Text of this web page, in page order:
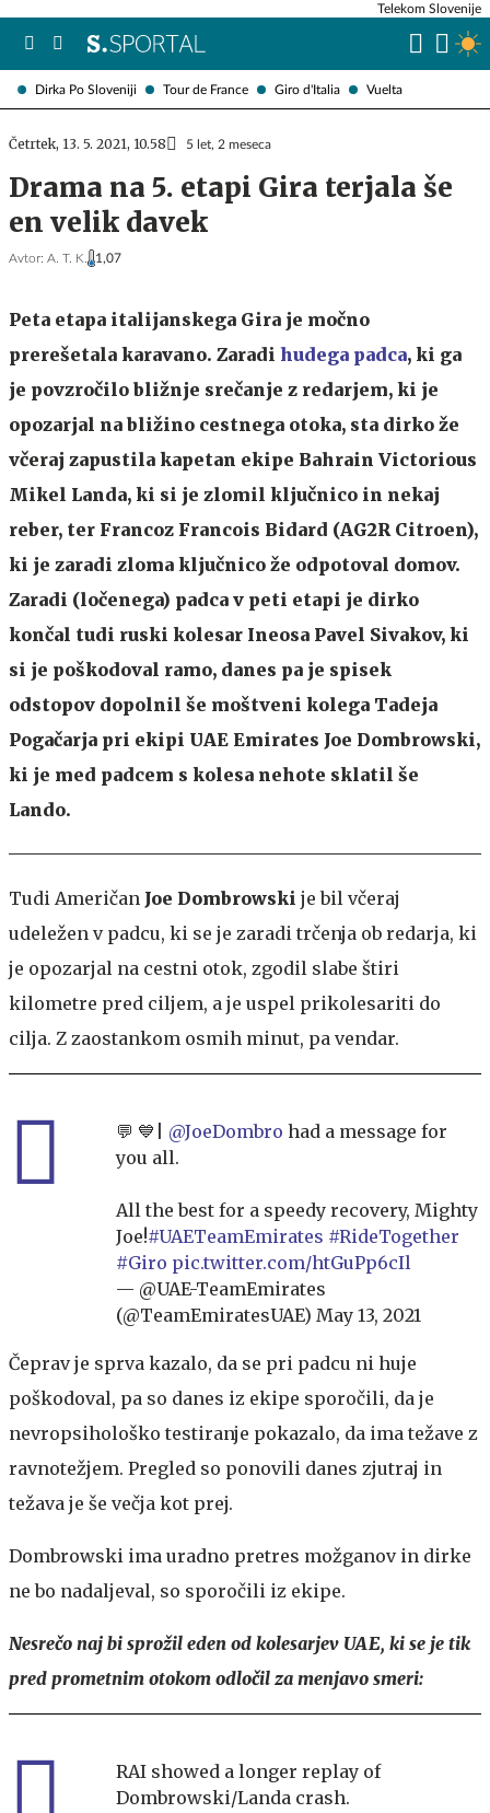
Dirka Po Sloveniji Tour de France Giro d'Italia Vuelta
Telekom Slovenije
Četrtek, 13. 5. 2021, 10.58 5 let, 2 meseca
Drama na 5. etapi Gira terjala še
en velik davek
Avtor: A. T. K. 1,07
Peta etapa italijanskega Gira je močno
prerešetala karavano. Zaradi hudega padca, ki ga
je povzročilo bližnje srečanje z redarjem, ki je
opozarjal na bližino cestnega otoka, sta dirko že
včeraj zapustila kapetan ekipe Bahrain Victorious
Mikel Landa, ki si je zlomil ključnico in nekaj
reber, ter Francoz Francois Bidard (AG2R Citroen),
ki je zaradi zloma ključnico že odpotoval domov.
Zaradi (ločenega) padca v peti etapi je dirko
končal tudi ruski kolesar Ineosa Pavel Sivakov, ki
si je poškodoval ramo, danes pa je spisek
odstopov dopolnil še moštveni kolega Tadeja
Pogačarja pri ekipi UAE Emirates Joe Dombrowski,
ki je med padcem s kolesa nehote sklatil še
Lando.
Tudi Američan Joe Dombrowski je bil včeraj
udeležen v padcu, ki se je zaradi trčenja ob redarja, ki
je opozarjal na cestni otok, zgodil slabe štiri
kilometre pred ciljem, a je uspel prikolesariti do
cilja. Z zaostankom osmih minut, pa vendar.
💬 💙| @JoeDombro had a message for
you all.
All the best for a speedy recovery, Mighty
Joe!#UAETeamEmirates #RideTogether
#Giro pic.twitter.com/htGuPp6cIl
— @UAE-TeamEmirates
(@TeamEmiratesUAE) May 13, 2021
Čeprav je sprva kazalo, da se pri padcu ni huje
poškodoval, pa so danes iz ekipe sporočili, da je
nevropsihološko testiranje pokazalo, da ima težave z
ravnotežjem. Pregled so ponovili danes zjutraj in
težava je še večja kot prej.
Dombrowski ima uradno pretres možganov in dirke
ne bo nadaljeval, so sporočili iz ekipe.
Nesrečo naj bi sprožil eden od kolesarjev UAE, ki se je tik
pred prometnim otokom odločil za menjavo smeri:
RAI showed a longer replay of
Dombrowski/Landa crash.